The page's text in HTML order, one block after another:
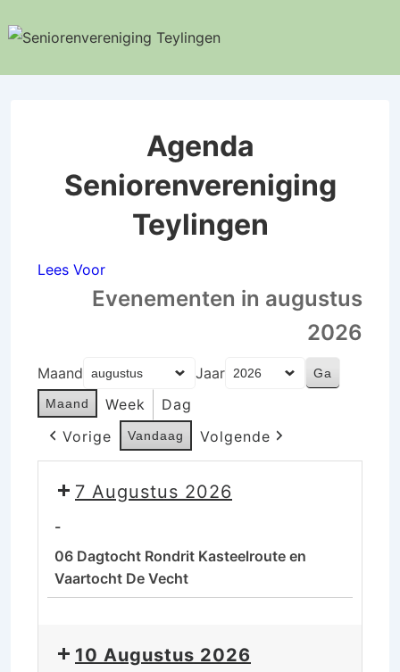
Doorgaan
Agenda
Seniorenvereniging
Teylingen
Lees Voor
Evenementen in augustus
2026
Maand Jaar
Maand Week
Dag
Vorige
Vandaag Volgende
7 Augustus 2026
-
06 Dagtocht Rondrit Kasteelroute en
Vaartocht De Vecht
Rondrit
10 Augustus 2026